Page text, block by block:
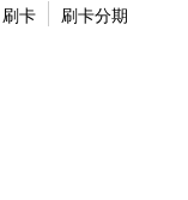
刷卡 刷卡分期